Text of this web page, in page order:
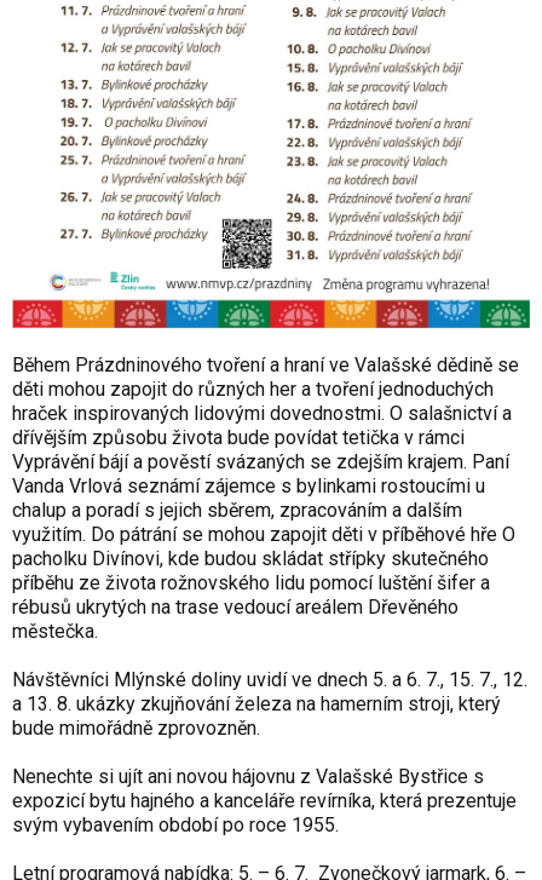
Během Prázdninového tvoření a hraní ve Valašské dědině se
děti mohou zapojit do různých her a tvoření jednoduchých
hraček inspirovaných lidovými dovednostmi. O salašnictví a
dřívějším způsobu života bude povídat tetička v rámci
Vyprávění bájí a pověstí svázaných se zdejším krajem. Paní
Vanda Vrlová seznámí zájemce s bylinkami rostoucími u
chalup a poradí s jejich sběrem, zpracováním a dalším
využitím. Do pátrání se mohou zapojit děti v příběhové hře O
pacholku Divínovi, kde budou skládat střípky skutečného
příběhu ze života rožnovského lidu pomocí luštění šifer a
rébusů ukrytých na trase vedoucí areálem Dřevěného
městečka.
Návštěvníci Mlýnské doliny uvidí ve dnech 5. a 6. 7., 15. 7., 12.
a 13. 8. ukázky zkujňování železa na hamerním stroji, který
bude mimořádně zprovozněn.
Nenechte si ujít ani novou hájovnu z Valašské Bystřice s
expozicí bytu hajného a kanceláře revírníka, která prezentuje
svým vybavením období po roce 1955.
Letní programová nabídka: 5. – 6. 7. Zvonečkový jarmark, 6. –